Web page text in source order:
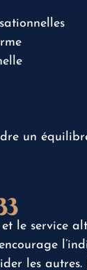
un
le service
les autres.